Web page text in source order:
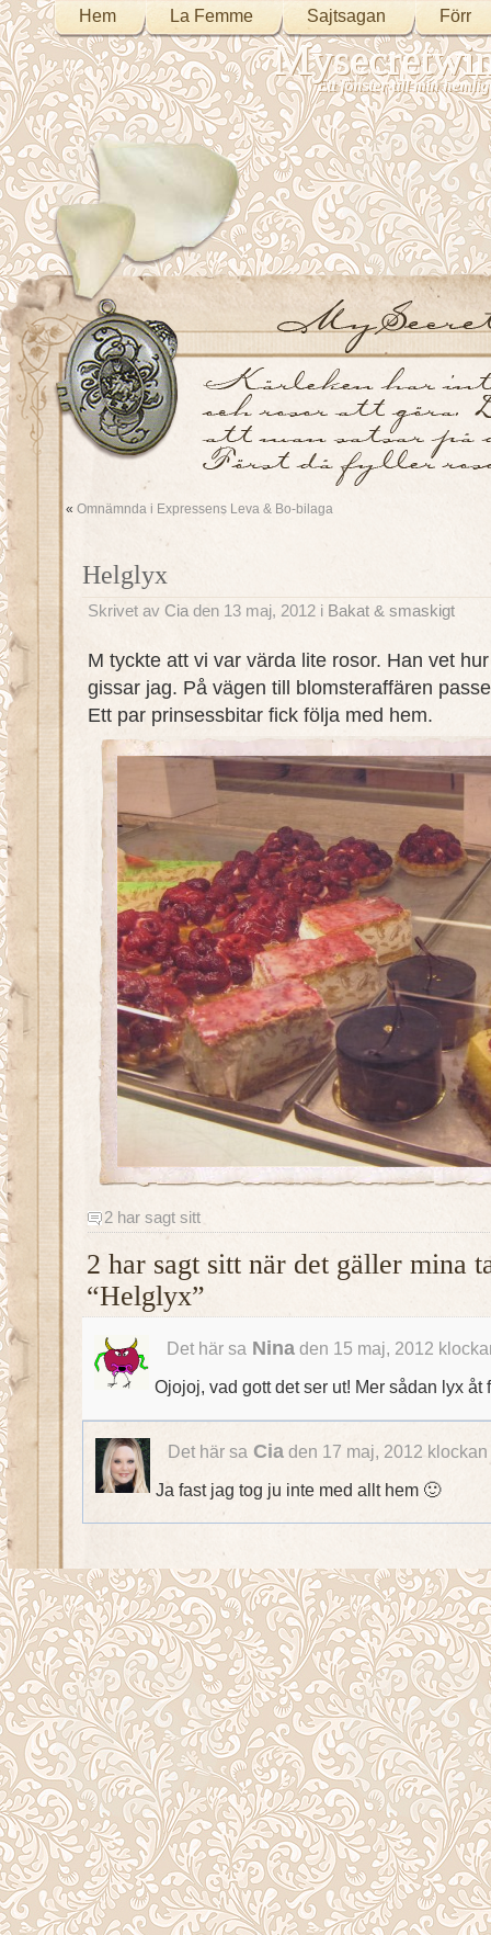
Hem La Femme Sajtsagan Förr
Ett fönster till min
« Omnämnda i Expressens Leva & Bo-bilaga
Helglyx
Skrivet av Cia den 13 maj, 2012 i Bakat & smaskigt
M tyckte att vi var värda lite rosor. Han vet
gissar jag. På vägen till blomsteraffären
Ett par prinsessbitar fick följa med hem.
2 har sagt sitt
2 har sagt sitt när det gäller mina
“Helglyx”
Det här sa Ninaden 15 maj, 2012
Ojojoj, vad gott det ser ut! Mer sådan lyx åt
Det här saCiaden 17 maj, 2012 klockan
Ja fast jag tog ju inte med allt hem 🙂